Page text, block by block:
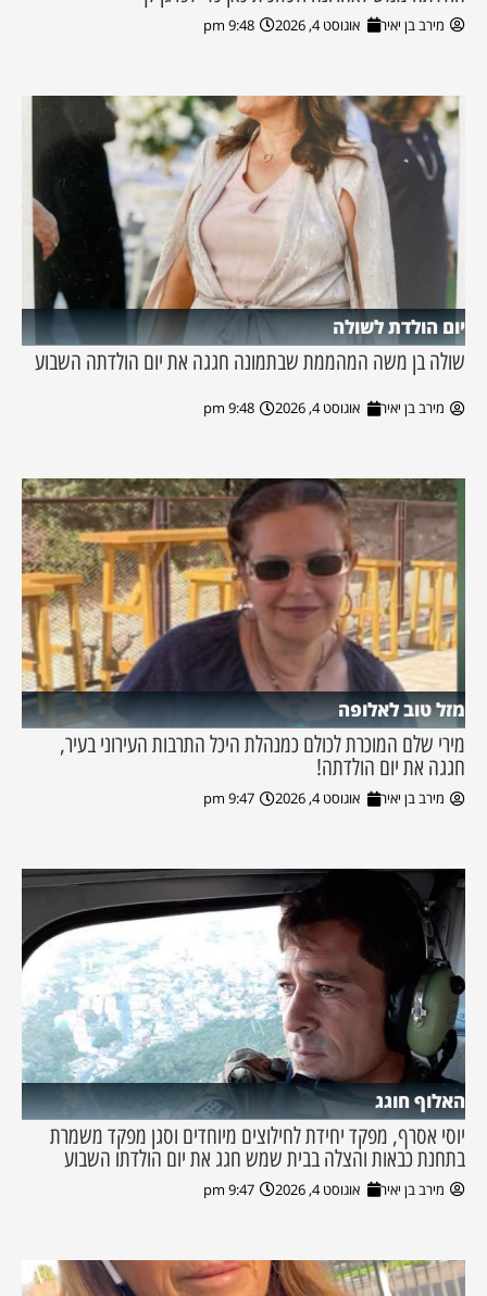
מירב בן יאיר אוגוסט 4, 2026 9:48 pm
יום הולדת לשולה
שולה בן משה המהממת שבתמונה חגגה את יום הולדתה השבוע
מירב בן יאיר אוגוסט 4, 2026 9:48 pm
מזל טוב לאלופה
מירי שלם המוכרת לכולם כמנהלת היכל התרבות העירוני בעיר,
חגגה את יום הולדתה!
מירב בן יאיר אוגוסט 4, 2026 9:47 pm
האלוף חוגג
יוסי אסרף, מפקד יחידת לחילוצים מיוחדים וסגן מפקד משמרת
בתחנת כבאות והצלה בבית שמש חגג את יום הולדתו השבוע
מירב בן יאיר אוגוסט 4, 2026 9:47 pm